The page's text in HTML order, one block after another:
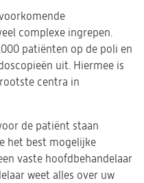
complexe ingrepen.
patiënten op de poli en
uit. Hiermee is
centra in
de patiënt staan
het best mogelijke
vaste hoofdbehandelaar
weet alles over uw